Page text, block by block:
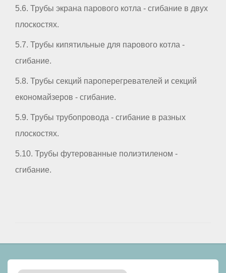
5.6. Трубы экрана парового котла - сгибание в двух
плоскостях.
5.7. Трубы кипятильные для парового котла -
сгибание.
5.8. Трубы секций пароперегревателей и секций
економайзеров - сгибание.
5.9. Трубы трубопровода - сгибание в разных
плоскостях.
5.10. Трубы футерованные полиэтиленом -
сгибание.